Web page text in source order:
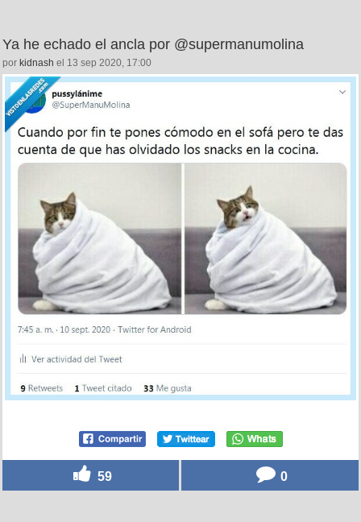
Ya he echado el ancla por @supermanumolina
por kidnash el 13 sep 2020, 17:00
59 0